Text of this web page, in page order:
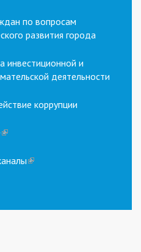
по вопросам
развития города
инвестиционной и
деятельности
коррупции
(link
external)
(link